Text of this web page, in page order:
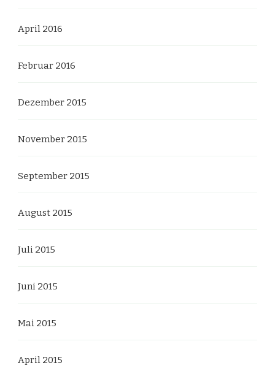
April 2016
Februar 2016
Dezember 2015
November 2015
September 2015
August 2015
Juli 2015
Juni 2015
Mai 2015
April 2015